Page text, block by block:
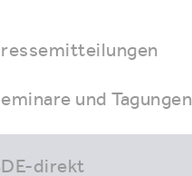
und Tagungen
direkt